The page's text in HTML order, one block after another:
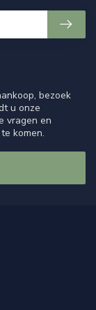
bezoek
u onze
vragen en
komen.